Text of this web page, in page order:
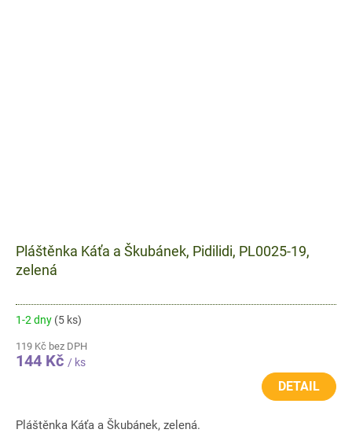
Pláštěnka Káťa a Škubánek, Pidilidi, PL0025-19,
zelená
1-2 dny (5 ks)
119 Kč bez DPH
144 Kč / ks
DETAIL
Pláštěnka Káťa a Škubánek, zelená.